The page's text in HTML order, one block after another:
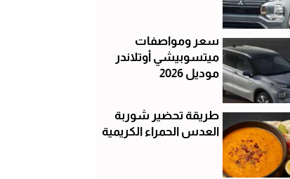
سعر ومواصفات
ميتسوبيشي أوتلاندر
موديل 2026
طريقة تحضير شوربة
العدس الحمراء الكريمية